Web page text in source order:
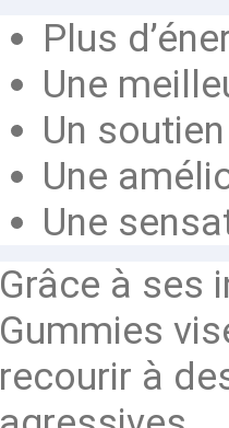
Plus
Une
Un
Une
Une
Grâce à ses
Gummies
recourir à